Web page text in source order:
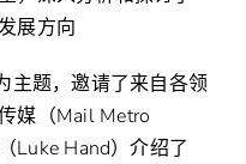
展方向
主题，邀请了来自各领
媒（Mail Metro
Luke Hand）介绍了